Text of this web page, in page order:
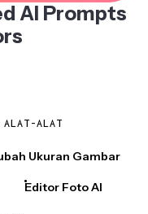
AI Prompts
ALAT-ALAT
Ukuran Gambar
Editor Foto AI